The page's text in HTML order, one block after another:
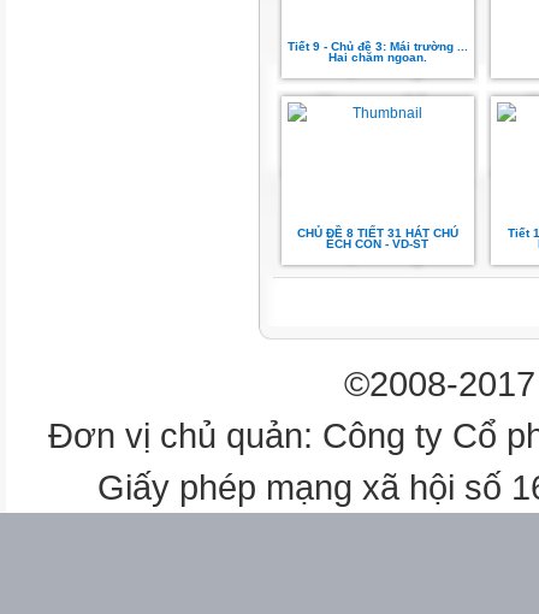
Khi mùa thu sang lá
dẫu
Tiết 9 - Chủ đề 3: Mái trường ...
Hai chăm ngoan.
CHỦ ĐỀ 8 TIẾT 31 HÁT CHÚ
ẾCH CON - VD-ST
Tiết
©2008-
Đơn vị chủ quản: Công ty Cổ
Giấy phép mạng xã hội số